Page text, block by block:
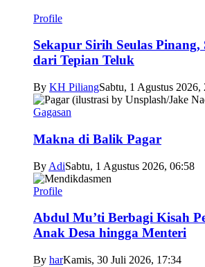
Profile
Sekapur Sirih Seulas Pinang,
dari Tepian Teluk
By KH PiliangSabtu, 1 Agustus 2026,
Gagasan
Makna di Balik Pagar
By AdiSabtu, 1 Agustus 2026, 06:58
Profile
Abdul Mu’ti Berbagi Kisah
Anak Desa hingga Menteri
By harKamis, 30 Juli 2026, 17:34